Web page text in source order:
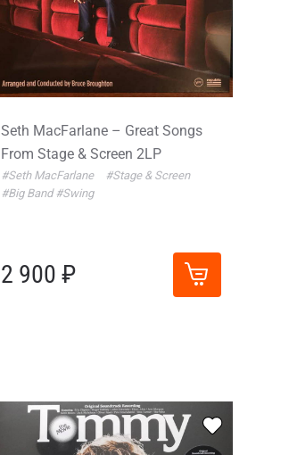
Seth MacFarlane – Great Songs
From Stage & Screen 2LP
#Seth MacFarlane
#Stage & Screen
#Big Band #Swing
2 900 ₽